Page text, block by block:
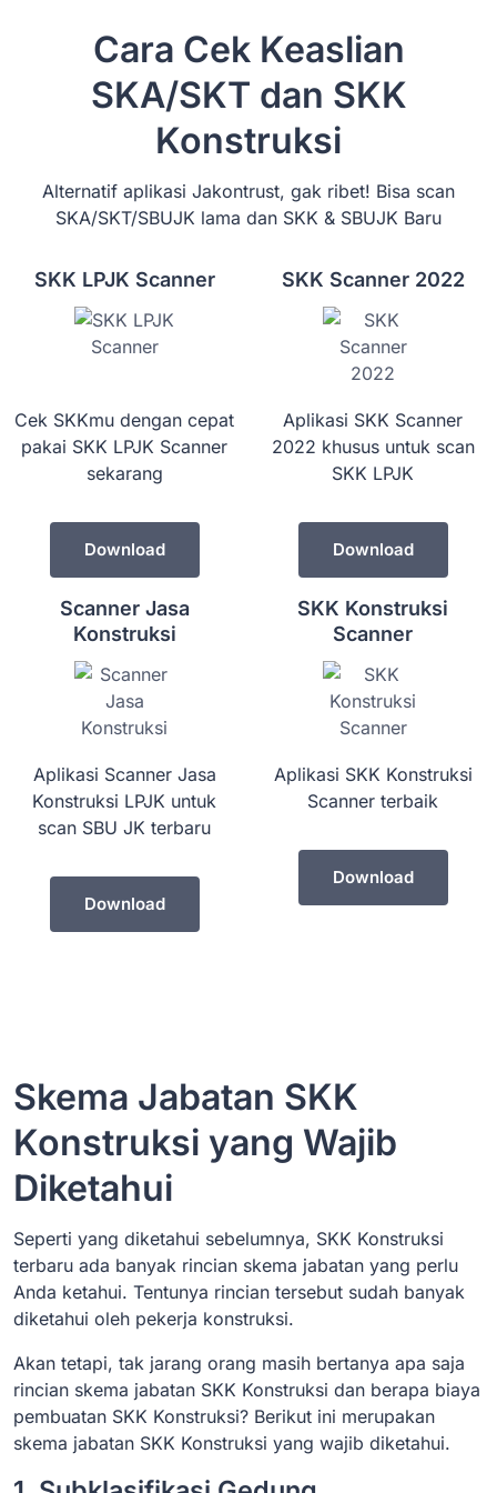
Cara Cek Keaslian
SKA/SKT dan SKK
Konstruksi
Alternatif aplikasi Jakontrust, gak ribet! Bisa scan
SKA/SKT/SBUJK lama dan SKK & SBUJK Baru
SKK LPJK Scanner
Cek SKKmu dengan cepat
pakai SKK LPJK Scanner
sekarang
Download
SKK Scanner 2022
Aplikasi SKK Scanner
2022 khusus untuk scan
SKK LPJK
Download
Scanner Jasa
Konstruksi
Aplikasi Scanner Jasa
Konstruksi LPJK untuk
scan SBU JK terbaru
Download
SKK Konstruksi
Scanner
Aplikasi SKK Konstruksi
Scanner terbaik
Download
Skema Jabatan SKK
Konstruksi yang Wajib
Diketahui
Seperti yang diketahui sebelumnya, SKK Konstruksi
terbaru ada banyak rincian skema jabatan yang perlu
Anda ketahui. Tentunya rincian tersebut sudah banyak
diketahui oleh pekerja konstruksi.
Akan tetapi, tak jarang orang masih bertanya apa saja
rincian skema jabatan SKK Konstruksi dan berapa biaya
pembuatan SKK Konstruksi? Berikut ini merupakan
skema jabatan SKK Konstruksi yang wajib diketahui.